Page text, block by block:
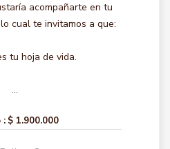
acompañarte en tu
cual te invitamos a que:
tu hoja de vida.
...
: $ 1.900.000